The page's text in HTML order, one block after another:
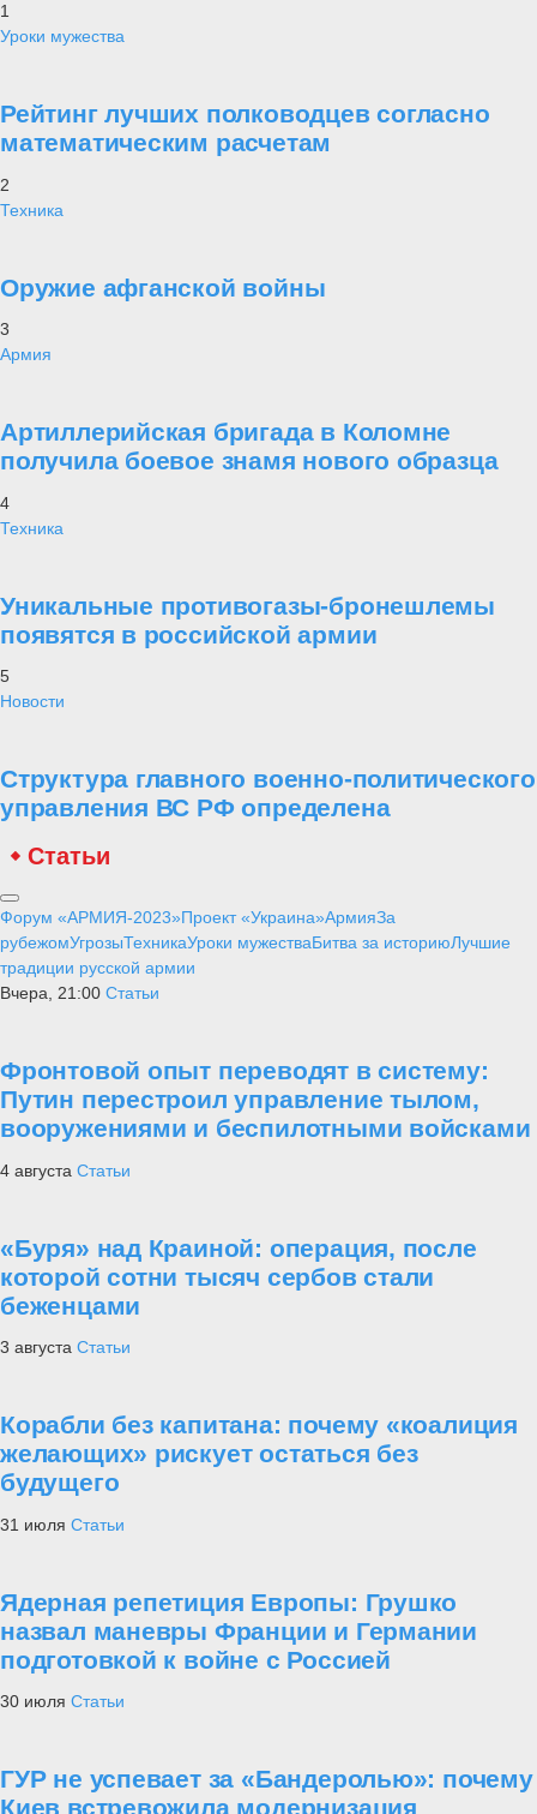
1
Уроки мужества
Рейтинг лучших полководцев согласно
математическим расчетам
2
Техника
Оружие афганской войны
3
Армия
Артиллерийская бригада в Коломне
получила боевое знамя нового образца
4
Техника
Уникальные противогазы-бронешлемы
появятся в российской армии
5
Новости
Структура главного военно-политического
управления ВС РФ определена
Статьи
Форум «АРМИЯ-2023»Проект «Украина»АрмияЗа
рубежомУгрозыТехникаУроки мужестваБитва за историюЛучшие
традиции русской армии
Вчера, 21:00 Статьи
Фронтовой опыт переводят в систему:
Путин перестроил управление тылом,
вооружениями и беспилотными войсками
4 августа Статьи
«Буря» над Краиной: операция, после
которой сотни тысяч сербов стали
беженцами
3 августа Статьи
Корабли без капитана: почему «коалиция
желающих» рискует остаться без
будущего
31 июля Статьи
Ядерная репетиция Европы: Грушко
назвал маневры Франции и Германии
подготовкой к войне с Россией
30 июля Статьи
ГУР не успевает за «Бандеролью»: почему
Киев встревожила модернизация